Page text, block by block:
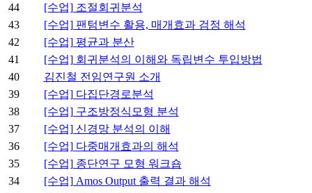
44
[수업] 조절회귀분석
43
[수업] 팬텀변수 활용, 매개효과 검정 해석
42
[수업] 평균과 분산
41
[수업] 회귀분석의 이해와 독립변수 투입방법
40
김진철 전임연구원 소개
39
[수업] 다집단경로분석
38
[수업] 구조방정식모형 분석
37
[수업] 신경망 분석의 이해
36
[수업] 다중매개효과의 해석
35
[수업] 종단연구 모형 워크숍
34
[수업] Amos Output 출력 결과 해석